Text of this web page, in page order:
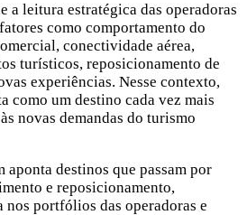
a leitura estratégica das operadoras
como comportamento do
conectividade aérea,
turísticos, reposicionamento de
experiências. Nesse contexto,
como um destino cada vez mais
novas demandas do turismo
aponta destinos que passam por
e reposicionamento,
nos portfólios das operadoras e